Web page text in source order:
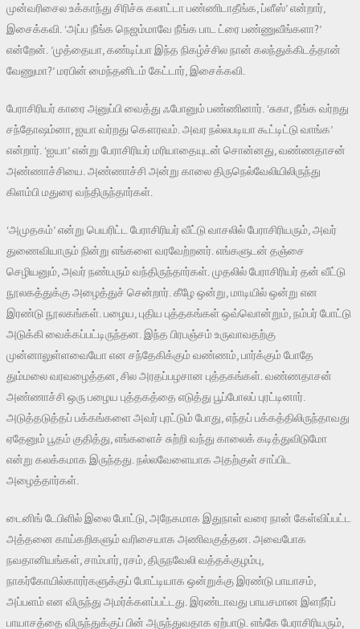
முன்வரிசைல உக்காந்து சிரிச்சு கலாட்டா பண்ணிடாதீங்க, ப்ளீஸ்’ என்றார்,
இசைக்கவி. ‘அப்ப நீங்க நெஜம்மாவே நீங்க பாட ட்ரை பண்ணுவீங்களா?’
என்றேன். ’முத்தையா, கண்டிப்பா இந்த நிகழ்ச்சில நான் கலந்துக்கிடத்தான்
வேணுமா?’ மரபின் மைந்தனிடம் கேட்டார், இசைக்கவி.
பேராசிரியர் காரை அனுப்பி வைத்து ஃபோனும் பண்ணினார். ‘சுகா, நீங்க வர்றது
சந்தோஷம்னா, ஐயா வர்றது கௌரவம். அவர நல்லபடியா கூட்டிட்டு வாங்க’
என்றார். ‘ஐயா’ என்று பேராசிரியர் மரியாதையுடன் சொன்னது, வண்ணதாசன்
அண்ணாச்சியை. அண்ணாச்சி அன்று காலை திருநெல்வேலியிலிருந்து
கிளம்பி மதுரை வந்திருந்தார்கள்.
‘அமுதகம்’ என்று பெயரிட்ட பேராசிரியர் வீட்டு வாசலில் பேராசிரியரும், அவர்
துணைவியாரும் நின்று எங்களை வரவேற்றனர். எங்களுடன் தஞ்சை
செழியனும், அவர் நண்பரும் வந்திருந்தார்கள். முதலில் பேராசிரியர் தன் வீட்டு
நூலகத்துக்கு அழைத்துச் சென்றார். கீழே ஒன்று, மாடியில் ஒன்று என
இரண்டு நூலகங்கள். பழைய, புதிய புத்தகங்கள் ஒவ்வொன்றும், நம்பர் போட்டு
அடுக்கி வைக்கப்பட்டிருந்தன. இந்த பிரபஞ்சம் உருவாவதற்கு
முன்னாலுள்ளவையோ என சந்தேகிக்கும் வண்ணம், பார்க்கும் போதே
தும்மலை வரவழைத்தன, சில அரதப்பழசான புத்தகங்கள். வண்ணதாசன்
அண்ணாச்சி ஒரு பழைய புத்தகத்தை எடுத்து பூப்போலப் புரட்டினார்.
அடுத்தடுத்தப் பக்கங்களை அவர் புரட்டும் போது, எந்தப் பக்கத்திலிருந்தாவது
ஏதேனும் பூதம் குதித்து, எங்களைச் சுற்றி வந்து காலைக் கடித்துவிடுமோ
என்று கலக்கமாக இருந்தது. நல்லவேளையாக அதற்குள் சாப்பிட
அழைத்தார்கள்.
டைனிங் டேபிளில் இலை போட்டு, அநேகமாக இதுநாள் வரை நான் கேள்விப்பட்ட
அத்தனை காய்கறிகளும் வரிசையாக அணிவகுத்தன. அவைபோக
நவதானியங்கள், சாம்பார், ரசம், திருநவேலி வத்தக்குழம்பு,
நாகர்கோயில்காரர்களுக்குப் போட்டியாக ஒன்றுக்கு இரண்டு பாயாசம்,
அப்பளம் என விருந்து அமர்க்களப்பட்டது. இரண்டாவது பாயசமான இளநீர்ப்
பாயாசத்தை விருந்துக்குப் பின் அருந்துவதாக ஏற்பாடு. எங்கே பேராசிரியரும்,